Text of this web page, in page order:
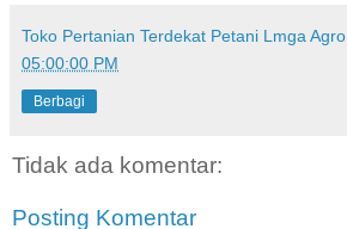
Toko Pertanian Terdekat Petani Lmga Agro
05:00:00 PM
Berbagi
Tidak ada komentar:
Posting Komentar